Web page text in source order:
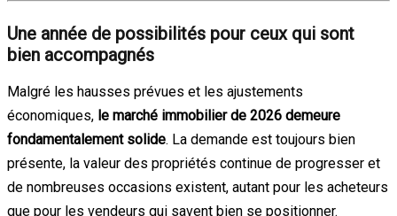
Une année de possibilités pour ceux qui sont
bien accompagnés
Malgré les hausses prévues et les ajustements
économiques, le marché immobilier de 2026 demeure
fondamentalement solide. La demande est toujours bien
présente, la valeur des propriétés continue de progresser et
de nombreuses occasions existent, autant pour les acheteurs
que pour les vendeurs qui savent bien se positionner.